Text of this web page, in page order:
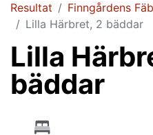
Resultat
Finngårdens
Lilla Härbret, 2 bäddar
Lilla
bäddar